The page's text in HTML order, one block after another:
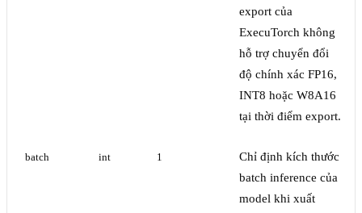
export của
ExecuTorch không
hỗ trợ chuyển đổi
độ chính xác FP16,
INT8 hoặc W8A16
tại thời điểm export.
batch int 1
Chỉ định kích thước
batch inference của
model khi xuất